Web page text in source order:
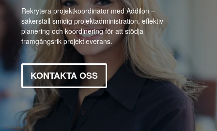
Rekrytera projektkoordinator med Addilon –
säkerställ smidig projektadministration, effektiv
planering och koordinering för att stödja
framgångsrik projektleverans.
KONTAKTA OSS